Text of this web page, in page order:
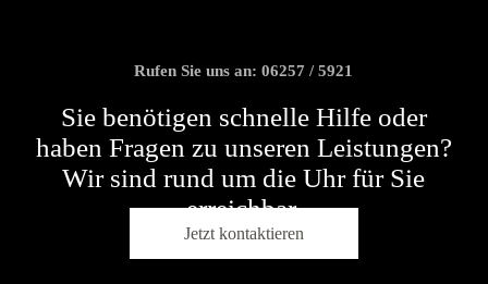
Rufen Sie uns an:06257 / 5921
Sie benötigen schnelle Hilfe oder
haben Fragen zu unseren Leistungen?
Wir sind rund um die Uhr für Sie
erreichbar.
Jetzt kontaktieren